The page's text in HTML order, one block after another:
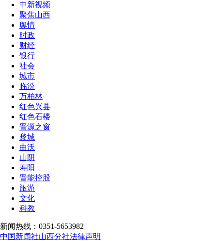
中新视频
聚焦山西
舆情
时政
财经
银行
社会
城市
临汾
万柏林
红色兴县
红色石楼
晋源之窗
黎城
曲沃
山阴
寿阳
晋能控股
旅游
文化
科教
新闻热线：0351-5653982
中国新闻社山西分社法律声明